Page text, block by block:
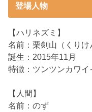
登場人物
【ハリネズミ】
名前：栗剣山（くりけ
誕生：2015年11月
特徴：ツンツンカワ
【人間】
名前：のず